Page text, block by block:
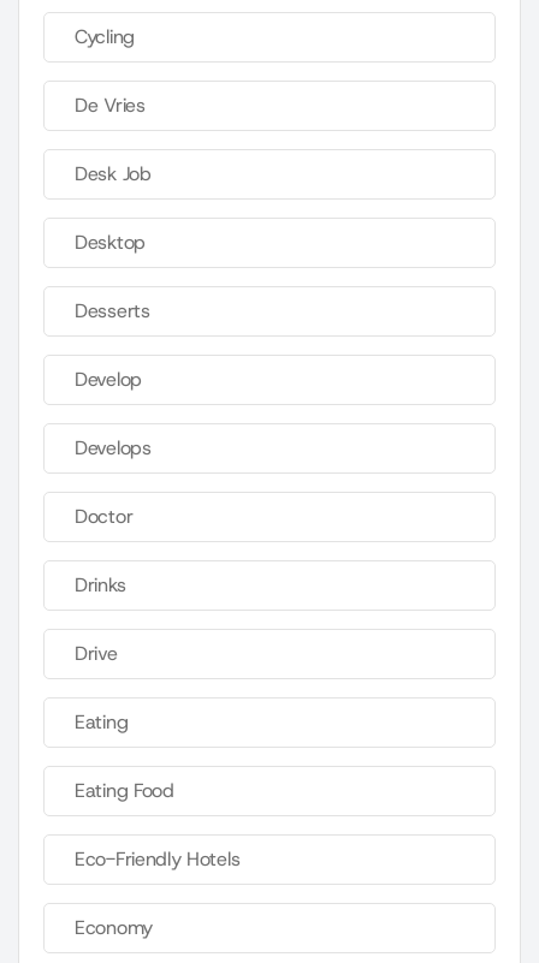
Cycling
De Vries
Desk Job
Desktop
Desserts
Develop
Develops
Doctor
Drinks
Drive
Eating
Eating Food
Eco-Friendly Hotels
Economy